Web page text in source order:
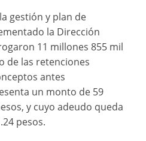
gestión y plan de
la Dirección
11 millones 855 mil
de las retenciones
antes
un monto de 59
y cuyo adeudo queda
pesos.